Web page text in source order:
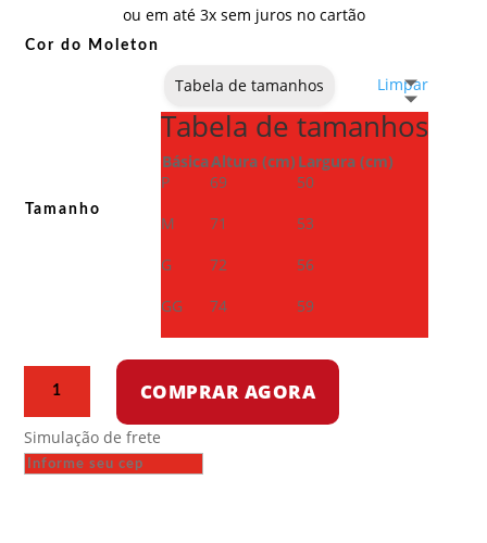
ou em até 3x sem juros no cartão
Cor do Moleton
Tamanho
Limpar
Tabela de tamanhos
Tabela de tamanhos
BásicaAltura (cm) Largura (cm)
P
69
50
M
71
53
G
72
56
GG
74 59
-
Programe
COMPRAR AGORA
Simulação de frete